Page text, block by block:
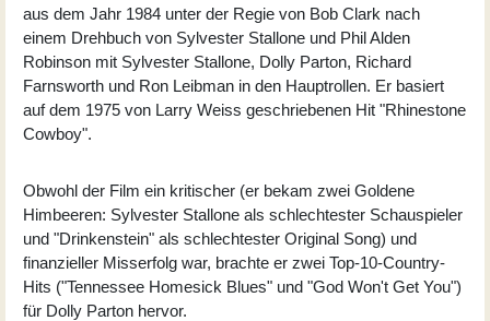
aus dem Jahr 1984 unter der Regie von Bob Clark nach
einem Drehbuch von Sylvester Stallone und Phil Alden
Robinson mit Sylvester Stallone, Dolly Parton, Richard
Farnsworth und Ron Leibman in den Hauptrollen. Er basiert
auf dem 1975 von Larry Weiss geschriebenen Hit "Rhinestone
Cowboy".
Obwohl der Film ein kritischer (er bekam zwei Goldene
Himbeeren: Sylvester Stallone als schlechtester Schauspieler
und "Drinkenstein" als schlechtester Original Song) und
finanzieller Misserfolg war, brachte er zwei Top-10-Country-
Hits ("Tennessee Homesick Blues" und "God Won't Get You")
für Dolly Parton hervor.